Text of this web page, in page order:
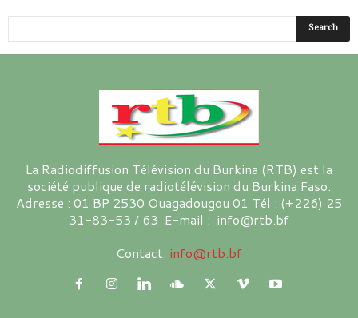
La Radiodiffusion Télévision du Burkina (RTB) est la
société publique de radiotélévision du Burkina Faso.
Adresse : 01 BP 2530 Ouagadougou 01 Tél : (+226) 25
31-83-53 / 63 E-mail : info@rtb.bf
Contact: info@rtb.bf